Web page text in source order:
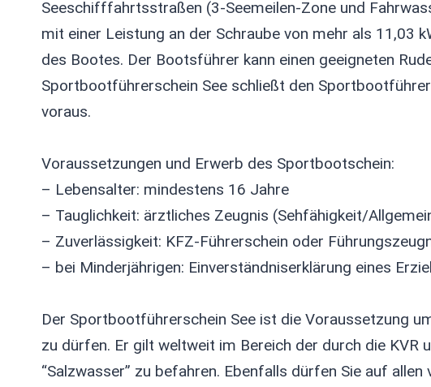
Seeschifffahrtsstraßen (3-Seemeilen-Zone und
mit einer Leistung an der Schraube von mehr als 11,03
des Bootes. Der Bootsführer kann einen geeigneten
Sportbootführerschein See schließt den
voraus.
Voraussetzungen und Erwerb des Sportbootschein:
– Lebensalter: mindestens 16 Jahre
– Tauglichkeit: ärztliches Zeugnis (Sehfähigkeit/
– Zuverlässigkeit: KFZ-Führerschein oder
– bei Minderjährigen: Einverständniserklärung eines
Der Sportbootführerschein See ist die Voraussetzung
zu dürfen. Er gilt weltweit im Bereich der durch die
“Salzwasser” zu befahren. Ebenfalls dürfen Sie auf